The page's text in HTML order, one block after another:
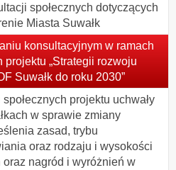
społecznych dotyczących
Miasta Suwałk
konsultacyjnym w ramach
projektu „Strategii rozwoju
Suwałk do roku 2030”
projektu uchwały
w sprawie zmiany
zasad, trybu
oraz rodzaju i wysokości
nagród i wyróżnień w